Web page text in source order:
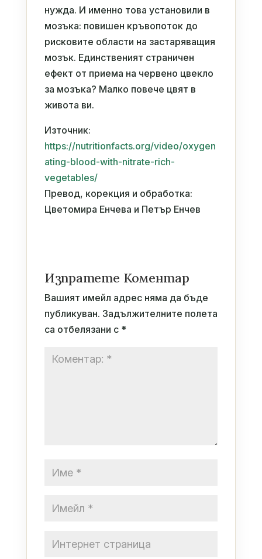
нужда. И именно това установили в
мозъка: повишен кръвопоток до
рисковите области на застаряващия
мозък. Единственият страничен
ефект от приема на червено цвекло
за мозъка? Малко повече цвят в
живота ви.
Източник:
https://nutritionfacts.org/video/oxygen
ating-blood-with-nitrate-rich-
vegetables/
Превод, корекция и обработка:
Цветомира Енчева и Петър Енчев
Изпратете Коментар
Вашият имейл адрес няма да бъде
публикуван. Задължителните полета
са отбелязани с *